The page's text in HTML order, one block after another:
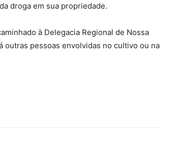
droga em sua propriedade.
à Delegacia Regional de Nossa
outras pessoas envolvidas no cultivo ou na